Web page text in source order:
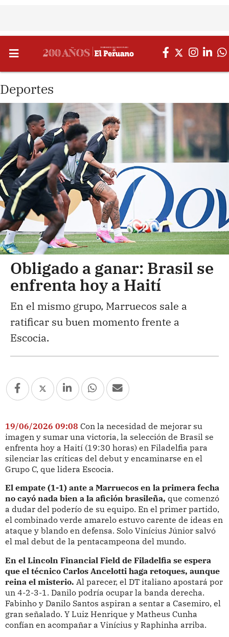
Deportes
Obligado a ganar: Brasil se
enfrenta hoy a Haití
En el mismo grupo, Marruecos sale a
ratificar su buen momento frente a
Escocia.
19/06/2026 09:08 Con la necesidad de mejorar su
imagen y sumar una victoria, la selección de Brasil se
enfrenta hoy a Haití (19:30 horas) en Filadelfia para
silenciar las críticas del debut y encaminarse en el
Grupo C, que lidera Escocia.
El empate (1-1) ante a Marruecos en la primera fecha
no cayó nada bien a la afición brasileña, que comenzó
a dudar del poderío de su equipo. En el primer partido,
el combinado verde amarelo estuvo carente de ideas en
ataque y blando en defensa. Solo Vinícius Júnior salvó
el mal debut de la pentacampeona del mundo.
En el Lincoln Financial Field de Filadelfia se espera
que el técnico Carlos Ancelotti haga retoques, aunque
reina el misterio. Al parecer, el DT italiano apostará por
un 4-2-3-1. Danilo podría ocupar la banda derecha.
Fabinho y Danilo Santos aspiran a sentar a Casemiro, el
gran señalado. Y Luiz Henrique y Matheus Cunha
confían en acompañar a Vinícius y Raphinha arriba.